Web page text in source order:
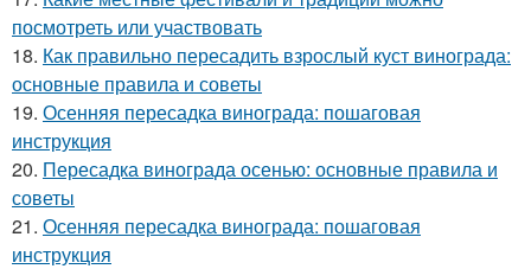
посмотреть или участвовать
18. Как правильно пересадить взрослый куст винограда:
основные правила и советы
19. Осенняя пересадка винограда: пошаговая
инструкция
20. Пересадка винограда осенью: основные правила и
советы
21. Осенняя пересадка винограда: пошаговая
инструкция